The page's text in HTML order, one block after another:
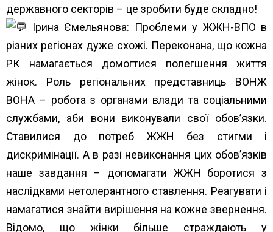
державного секторів – це зробити буде складно!
Ірина Ємельянова: Проблеми у ЖЖН-ВПО в
різних регіонах дуже схожі. Переконана, що кожна
РК намагається домогтися полегшення життя
жінок. Роль регіональних представниць ВОНЖ
ВОНА – робота з органами влади та соціальними
службами, аби вони виконували свої обов’язки.
Ставилися до потреб ЖЖН без стигми і
дискримінації. А в разі невиконання цих обов’язків
наше завдання – допомагати ЖЖН боротися з
наслідками нетолерантного ставлення. Реагувати і
намагатися знайти вирішення на кожне звернення.
Відомо, що жінки більше страждають у